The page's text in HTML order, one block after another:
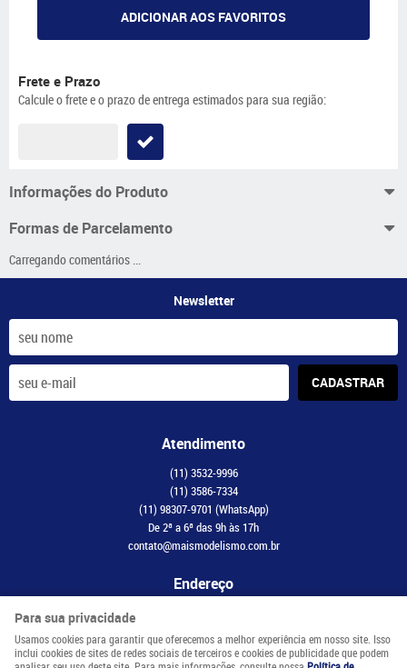
ADICIONAR AOS FAVORITOS
Frete e Prazo
Calcule o frete e o prazo de entrega estimados para sua região:
Informações do Produto
Formas de Parcelamento
Carregando comentários ...
Newsletter
CADASTRAR
Atendimento
(11) 3532-9996
(11) 3586-7334
(11) 98307-9701 (WhatsApp)
De 2ª a 6ª das 9h às 17h
contato@maismodelismo.com.br
Endereço
Avenida Adolfo Pinheiro, 2056, CJ 34
Para sua privacidade
Usamos cookies para garantir que oferecemos a melhor experiência em nosso site. Isso
inclui cookies de sites de redes sociais de terceiros e cookies de publicidade que podem